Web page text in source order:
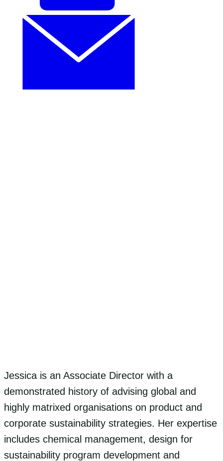
Jessica is an Associate Director with a
demonstrated history of advising global and
highly matrixed organisations on product and
corporate sustainability strategies. Her expertise
includes chemical management, design for
sustainability program development and